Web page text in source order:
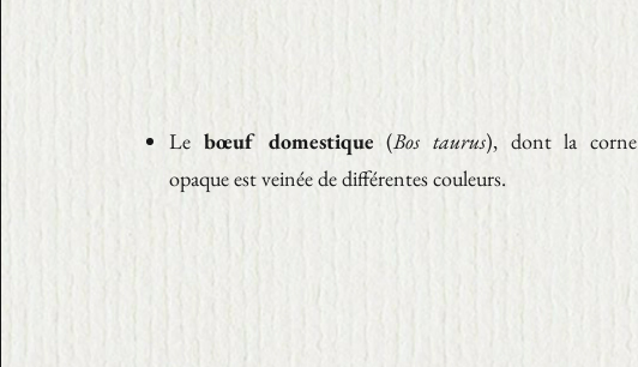
Le bœuf domestique (Bos taurus), dont la corne
opaque est veinée de différentes couleurs.